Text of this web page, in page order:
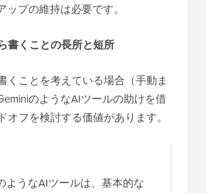
ップの維持は必要です。
書くことの長所と短所
くことを考えている場合（手動ま
のようなAIツールの助けを借
オフを検討する価値があります。
ようなAIツールは、基本的な